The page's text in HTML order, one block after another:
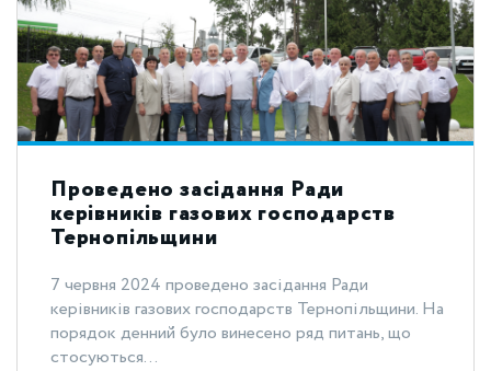
Проведено засідання Ради
керівників газових господарств
Тернопільщини
7 червня 2024 проведено засідання Ради
керівників газових господарств Тернопільщини. На
порядок денний було винесено ряд питань, що
стосуються...